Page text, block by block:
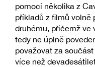
pomocí několika z
příkladů z filmů volně
druhému, přičemž ve
tedy ne úplně
považovat za
více než